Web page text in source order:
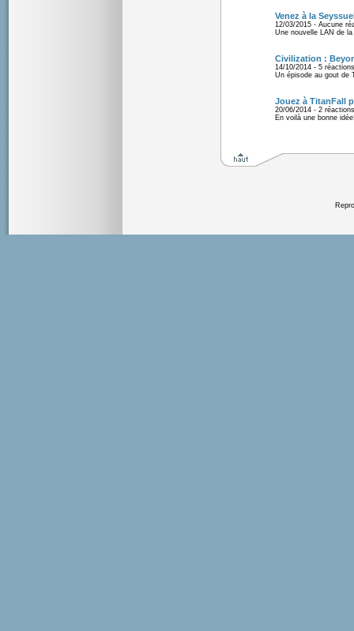
Venez à la
12/03/2015 - Aucune
Une nouvelle LAN de
Civilization :
14/10/2014 - 5 réactions
Un épisode au gout de
Jouez à TitanFall
20/06/2014 - 2 réactions
En voilà une bonne